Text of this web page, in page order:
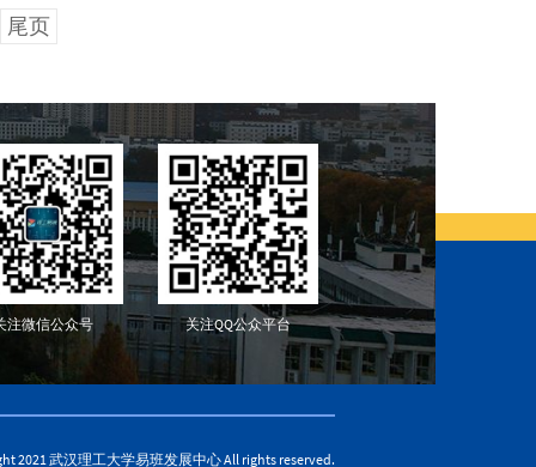
尾页
注微信公众号 关注QQ公众平台
2021 武汉理工大学易班发展中心 All rights reserved.